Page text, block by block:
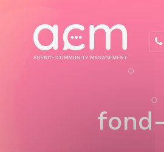
fond-